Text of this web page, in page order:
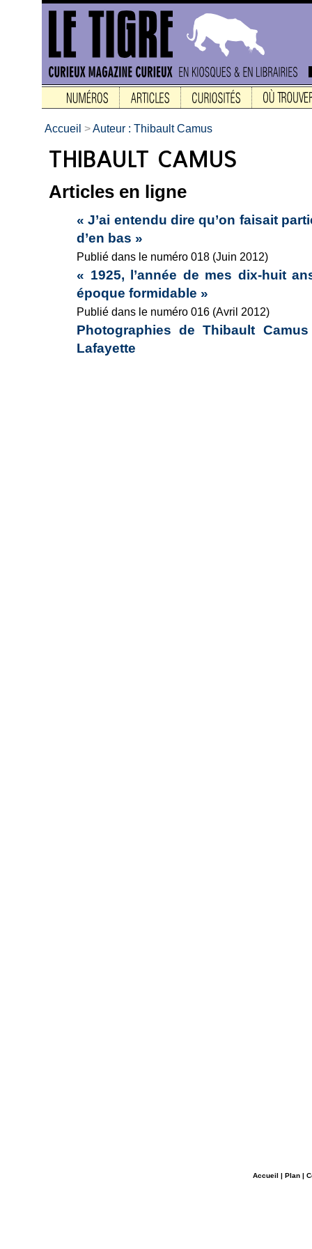
Accueil >Auteur : Thibault Camus
Articles en ligne
« J’ai entendu dire qu’on faisait
d’en bas »
Publié dans le numéro 018 (Juin 2012)
« 1925, l’année de mes dix-huit
époque formidable »
Publié dans le numéro 016 (Avril 2012)
Photographies de Thibault
Lafayette
Accueil | Plan|